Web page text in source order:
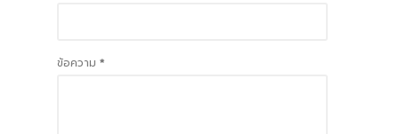
ข้อความ *